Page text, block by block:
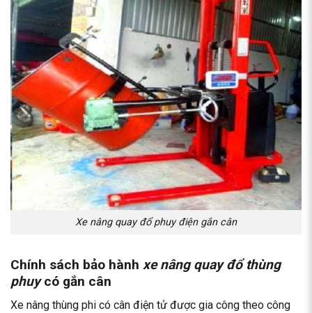
Xe nâng quay đổ phuy điện gắn cân
Chính sách bảo hành xe nâng quay đổ thùng
phuycó gắn cân
Xe nâng thùng phi có cân điện tử được gia công theo công